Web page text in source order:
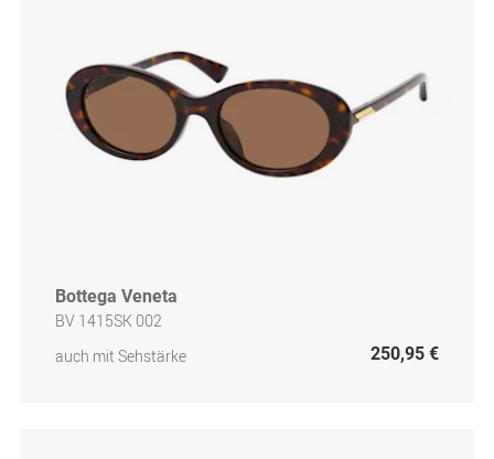
Bottega Veneta
BV 1415SK 002
auch mit Sehstärke
250,95 €